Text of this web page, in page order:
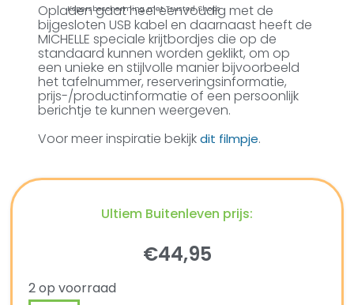
Kopersbescherming met Trusted Shops
Opladen gaat heel eenvoudig met de
bijgesloten USB kabel en daarnaast heeft de
MICHELLE speciale krijtbordjes die op de
standaard kunnen worden geklikt, om op
een unieke en stijlvolle manier bijvoorbeeld
het tafelnummer, reserveringsinformatie,
prijs-/productinformatie of een persoonlijk
berichtje te kunnen weergeven.
Voor meer inspiratie bekijkdit filmpje.
Ultiem Buitenleven prijs:
€44,95
2 op voorraad